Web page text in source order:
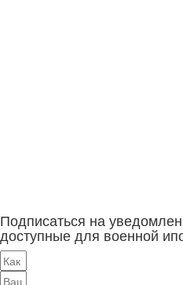
Подписаться на
доступные для военной